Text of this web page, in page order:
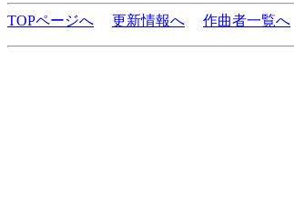
TOPページへ 更新情報へ 作曲者一覧へ